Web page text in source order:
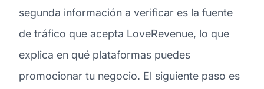
segunda información a verificar es la fuente
de tráfico que acepta LoveRevenue, lo que
explica en qué plataformas puedes
promocionar tu negocio. El siguiente paso es